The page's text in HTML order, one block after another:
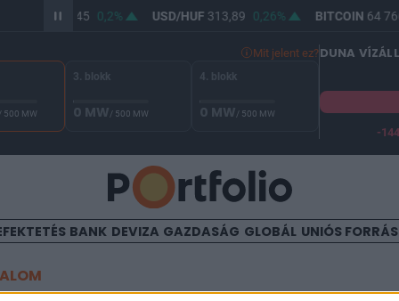
362,45 0,2% USD/HUF 313,89 0,26% BITCOIN64
Mit jelent ez?
/ 500 MW
3. blokk
0 MW/ 500 MW
4. blokk
0 MW/ 500 MW
DUNA
-
BANK DEVIZA GAZDASÁG GLOBÁL UNIÓS